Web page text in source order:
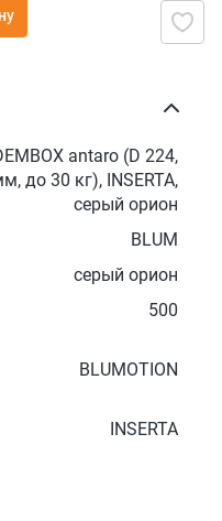
antaro (D 224,
до 30 кг), INSERTA,
серый орион
BLUM
серый орион
500
BLUMOTION
INSERTA